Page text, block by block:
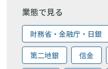
業態で見る
財務省・金融庁・日銀
第二地銀 信金